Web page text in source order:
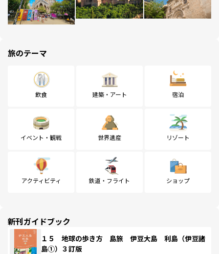
旅のテーマ
飲食 建築・アート 宿泊
イベント・観戦 世界遺産 リゾート
アクティビティ 鉄道・フライト ショップ
新刊ガイドブック
１５ 地球の歩き方 島旅 伊豆大島 利島（伊豆諸
島①）３訂版